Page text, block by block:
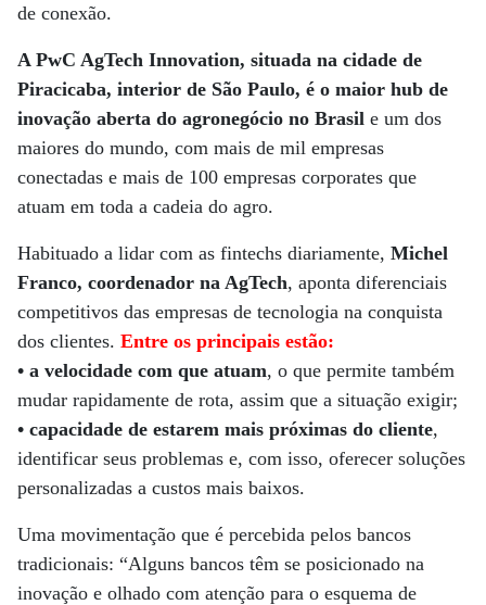
de conexão.
A PwC AgTech Innovation, situada na cidade de
Piracicaba, interior de São Paulo, é o maior hub de
inovação aberta do agronegócio no Brasil e um dos
maiores do mundo, com mais de mil empresas
conectadas e mais de 100 empresas corporates que
atuam em toda a cadeia do agro.
Habituado a lidar com as fintechs diariamente, Michel
Franco, coordenador na AgTech, aponta diferenciais
competitivos das empresas de tecnologia na conquista
dos clientes. Entre os principais estão:
• a velocidade com que atuam, o que permite também
mudar rapidamente de rota, assim que a situação exigir;
• capacidade de estarem mais próximas do cliente,
identificar seus problemas e, com isso, oferecer soluções
personalizadas a custos mais baixos.
Uma movimentação que é percebida pelos bancos
tradicionais: “Alguns bancos têm se posicionado na
inovação e olhado com atenção para o esquema de